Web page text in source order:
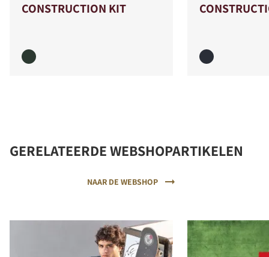
CONSTRUCTION KIT
GERELATEERDE WEBSHOPARTIKELEN
NAAR DE WEBSHOP